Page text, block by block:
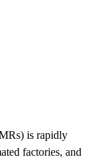
is rapidly
factories, and